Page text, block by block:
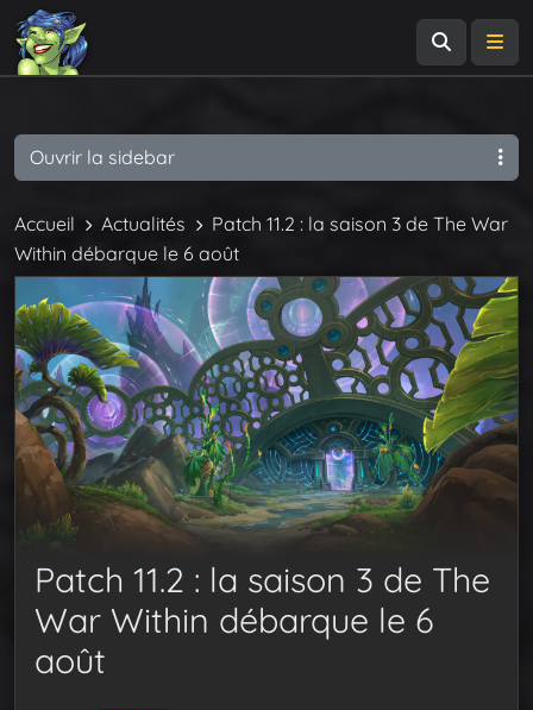
Accueil Actualités
Patch 11.2 : la saison 3 de The War
Within débarque le 6 août
Patch 11.2 : la saison 3 de The
War Within débarque le 6
août
Ouvrir la sidebar